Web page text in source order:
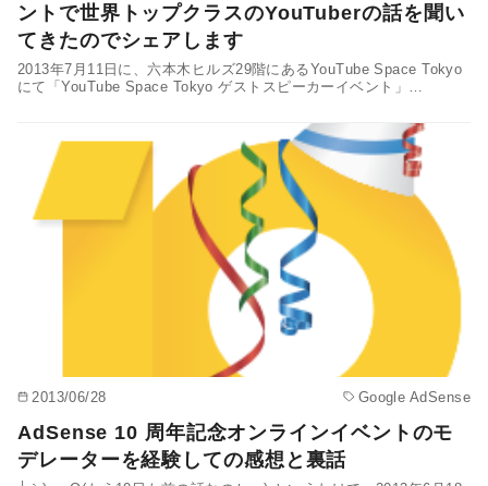
ントで世界トップクラスのYouTuberの話を聞い
てきたのでシェアします
2013年7月11日に、六本木ヒルズ29階にあるYouTube Space Tokyo
にて「YouTube Space Tokyo ゲストスピーカーイベント」…
2013/06/28 Google AdSense
AdSense 10 周年記念オンラインイベントのモ
デレーターを経験しての感想と裏話